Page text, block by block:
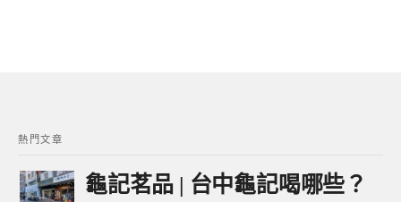
熱門文章
龜記茗品 | 台中龜記喝哪些？